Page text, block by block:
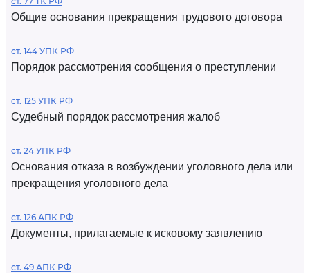
Общие основания прекращения трудового договора
ст. 144 УПК РФ
Порядок рассмотрения сообщения о преступлении
ст. 125 УПК РФ
Судебный порядок рассмотрения жалоб
ст. 24 УПК РФ
Основания отказа в возбуждении уголовного дела или
прекращения уголовного дела
ст. 126 АПК РФ
Документы, прилагаемые к исковому заявлению
ст. 49 АПК РФ